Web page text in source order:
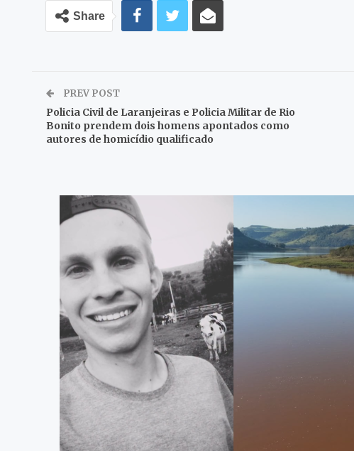
Share
PREV POST
Policia Civil de Laranjeiras e Policia Militar de Rio
Bonito prendem dois homens apontados como
autores de homicídio qualificado